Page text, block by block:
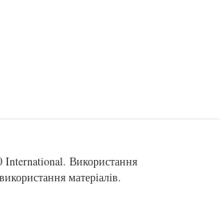
International. Використання
матеріалів.